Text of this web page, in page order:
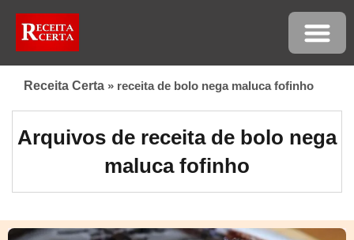
Receita Certa » receita de bolo nega maluca fofinho
Arquivos de receita de bolo nega
maluca fofinho